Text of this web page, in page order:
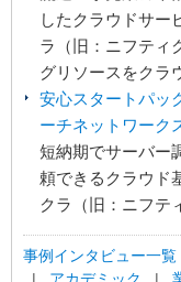
したクラウドサー
ラ（旧：ニフティ
グリソースをクラ
安心スタートパッ
ーチネットワーク
短納期でサーバー
頼できるクラウド
クラ（旧：ニフテ
事例インタビュー一覧